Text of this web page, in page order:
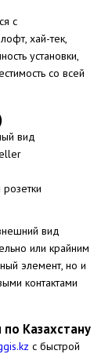
с
хай-тек,
установки,
со всей
вид
вид
или крайним
элемент, но и
контактами
Казахстану
с быстрой